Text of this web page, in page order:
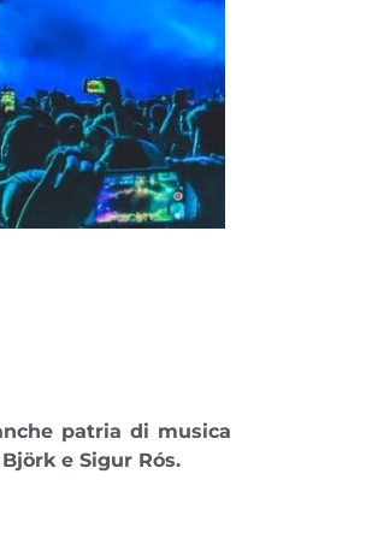
patria di musica
Björk e Sigur Rós.